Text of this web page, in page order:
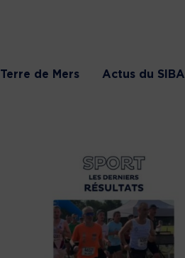
Terre de Mers Actus du SIBA